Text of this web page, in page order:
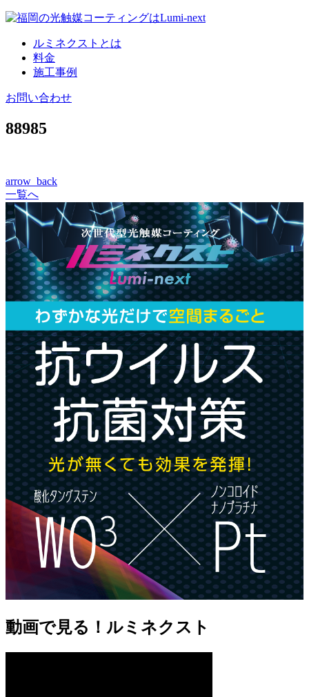
コ
ルミネクストとは
料金
施工事例
お問い合わせ
88985
arrow_back
一覧へ
動画で見る！ルミネクスト